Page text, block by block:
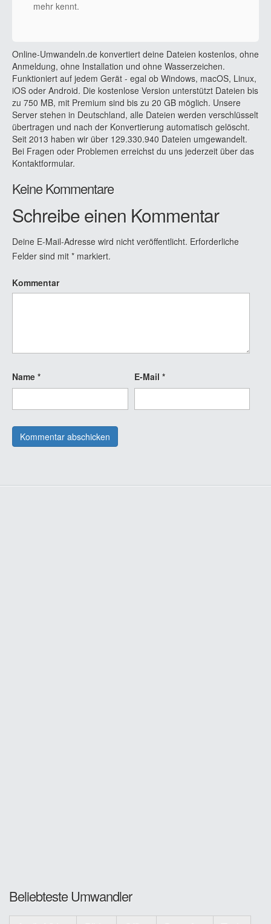
mehr kennt.
Online-Umwandeln.de konvertiert deine Dateien kostenlos, ohne
Anmeldung, ohne Installation und ohne Wasserzeichen.
Funktioniert auf jedem Gerät - egal ob Windows, macOS, Linux,
iOS oder Android. Die kostenlose Version unterstützt Dateien bis
zu 750 MB, mit Premium sind bis zu 20 GB möglich. Unsere
Server stehen in Deutschland, alle Dateien werden verschlüsselt
übertragen und nach der Konvertierung automatisch gelöscht.
Seit 2013 haben wir über 129.330.940 Dateien umgewandelt.
Bei Fragen oder Problemen erreichst du uns jederzeit über das
Kontaktformular.
Keine Kommentare
Schreibe einen Kommentar
Deine E-Mail-Adresse wird nicht veröffentlicht. Erforderliche
Felder sind mit * markiert.
Kommentar
Name * E-Mail *
Beliebteste Umwandler